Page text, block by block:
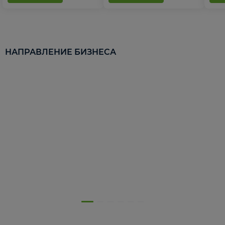
НАПРАВЛЕНИЕ БИЗНЕСА